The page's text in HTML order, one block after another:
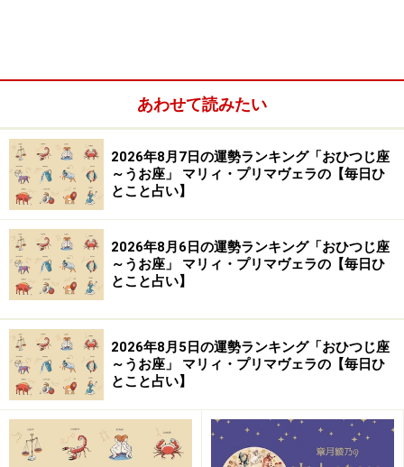
おとめ座／乙女座（8月23日～9月22日生まれ）
てんびん座／天秤座（9月23日～10月23日生まれ）
さそり座／蠍座（10月24日～11月22日生まれ）
いて座／射手座（11月23日～12月21日生まれ）
やぎ座／山羊座（12月22日～1月19日生まれ）
みずがめ座／水瓶座（1月20日～2月18日生まれ）
うお座／魚座（2月19日～3月20日生まれ）
おひつじ座／牡羊座（3月21日～4月19日生
まれ）
フットワーク軽く、
あわせて読みたい
2026年8月7日の運勢ランキング「おひつじ座
～うお座」 マリィ・プリマヴェラの【毎日ひ
とこと占い】
2026年8月6日の運勢ランキング「おひつじ座
～うお座」 マリィ・プリマヴェラの【毎日ひ
とこと占い】
2026年8月5日の運勢ランキング「おひつじ座
～うお座」 マリィ・プリマヴェラの【毎日ひ
とこと占い】